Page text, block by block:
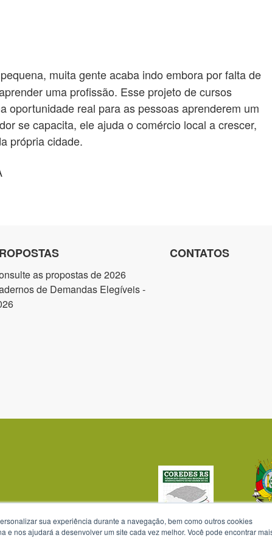
muita gente acaba indo embora por falta de
uma profissão. Esse projeto de cursos
oportunidade real para as pessoas aprenderem um
se capacita, ele ajuda o comércio local a crescer,
própria cidade.
as propostas de 2026
de Demandas Elegíveis -
CONTATOS
sua experiência durante a navegação, bem como outros cookies
nos ajudará a desenvolver um site cada vez melhor. Você pode encontrar